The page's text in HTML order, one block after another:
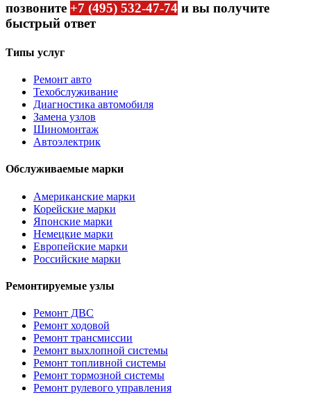
позвоните +7 (495) 532-47-74 и вы получите
быстрый ответ
Типы услуг
Ремонт авто
Техобслуживание
Диагностика автомобиля
Замена узлов
Шиномонтаж
Автоэлектрик
Обслуживаемые марки
Американские марки
Корейские марки
Японские марки
Немецкие марки
Европейские марки
Российские марки
Ремонтируемые узлы
Ремонт ДВС
Ремонт ходовой
Ремонт трансмиссии
Ремонт выхлопной системы
Ремонт топливной системы
Ремонт тормозной системы
Ремонт рулевого управления